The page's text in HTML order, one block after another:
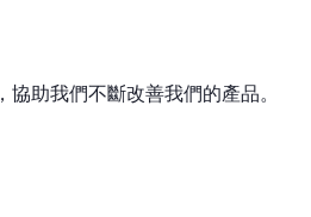
助我們不斷改善我們的產品。